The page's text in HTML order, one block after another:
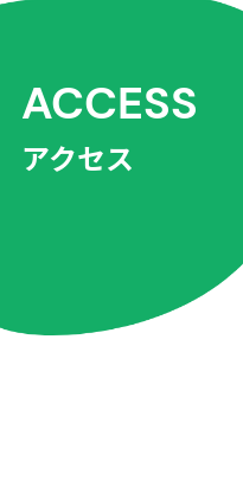
ACCESS
アクセス